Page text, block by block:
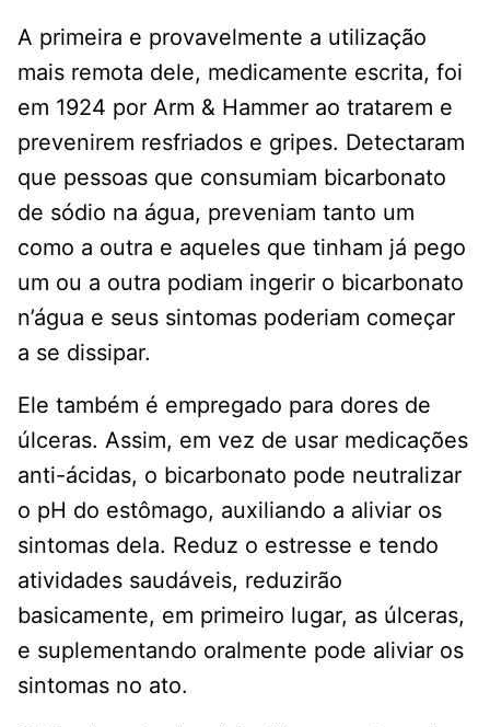
A primeira e provavelmente a utilização
mais remota dele, medicamente escrita, foi
em 1924 por Arm & Hammer ao tratarem e
prevenirem resfriados e gripes. Detectaram
que pessoas que consumiam bicarbonato
de sódio na água, preveniam tanto um
como a outra e aqueles que tinham já pego
um ou a outra podiam ingerir o bicarbonato
n’água e seus sintomas poderiam começar
a se dissipar.
Ele também é empregado para dores de
úlceras. Assim, em vez de usar medicações
anti-ácidas, o bicarbonato pode neutralizar
o pH do estômago, auxiliando a aliviar os
sintomas dela. Reduz o estresse e tendo
atividades saudáveis, reduzirão
basicamente, em primeiro lugar, as úlceras,
e suplementando oralmente pode aliviar os
sintomas no ato.